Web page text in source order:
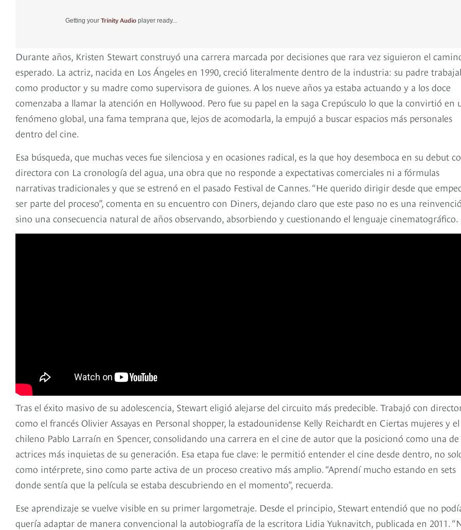
Getting your Trinity Audio player ready...
Durante años, Kristen Stewart construyó una carrera marcada por decisiones que rara vez siguieron el
esperado. La actriz, nacida en Los Ángeles en 1990, creció literalmente dentro de la industria: su padre
como productor y su madre como supervisora de guiones. A los nueve años ya estaba actuando y a los doce
comenzaba a llamar la atención en Hollywood. Pero fue su papel en la saga Crepúsculo lo que la convirtió en
fenómeno global, una fama temprana que, lejos de acomodarla, la empujó a buscar espacios más personales
dentro del cine.
Esa búsqueda, que muchas veces fue silenciosa y en ocasiones radical, es la que hoy desemboca en su debut
directora con La cronología del agua, una obra que no responde a expectativas comerciales ni a fórmulas
narrativas tradicionales y que se estrenó en el pasado Festival de Cannes. “He querido dirigir desde que
ser parte del proceso”, comenta en su encuentro con Diners, dejando claro que este paso no es una
sino una consecuencia natural de años observando, absorbiendo y cuestionando el lenguaje cinematográfico.
Tras el éxito masivo de su adolescencia, Stewart eligió alejarse del circuito más predecible. Trabajó con
como el francés Olivier Assayas en Personal shopper, la estadounidense Kelly Reichardt en Ciertas mujeres y el
chileno Pablo Larraín en Spencer, consolidando una carrera en el cine de autor que la posicionó como una de
actrices más inquietas de su generación. Esa etapa fue clave: le permitió entender el cine desde dentro, no
como intérprete, sino como parte activa de un proceso creativo más amplio. “Aprendí mucho estando en sets
donde sentía que la película se estaba descubriendo en el momento”, recuerda.
Ese aprendizaje se vuelve visible en su primer largometraje. Desde el principio, Stewart entendió que no
quería adaptar de manera convencional la autobiografía de la escritora Lidia Yuknavitch, publicada en 2011.